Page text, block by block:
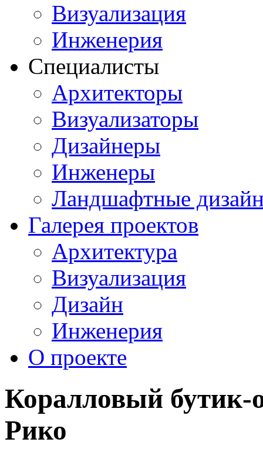
Визуализация
Инженерия
Специалисты
Архитекторы
Визуализаторы
Дизайнеры
Инженеры
Ландшафтные
Галерея проектов
Архитектура
Визуализация
Дизайн
Инженерия
О проекте
Коралловый бутик-
Рико